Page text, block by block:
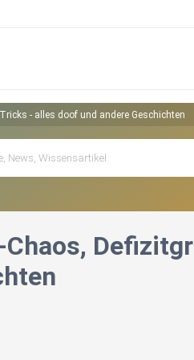
- alles doof und andere Geschichten
Chaos,